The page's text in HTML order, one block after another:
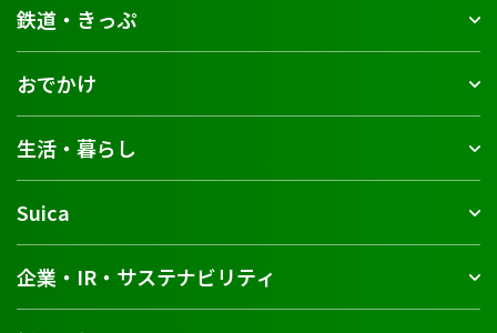
鉄道・きっぷ
おでかけ
生活・暮らし
Suica
企業・IR・サステナビリティ